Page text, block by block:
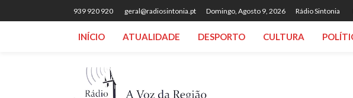
939 920 920 geral@radiosintonia.pt Domingo, Agosto 9, 2026 Rádio Sintonia
INÍCIO ATUALIDADE DESPORTO CULTURA